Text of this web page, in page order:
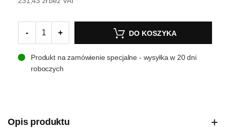
- + DO KOSZYKA
Produkt na zamówienie specjalne - wysyłka w 20 dni
roboczych
Opis produktu